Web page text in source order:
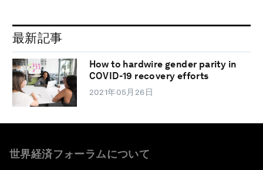
最新記事
How to hardwire gender parity in
COVID-19 recovery efforts
2021年05月26日
世界経済フォーラムについて